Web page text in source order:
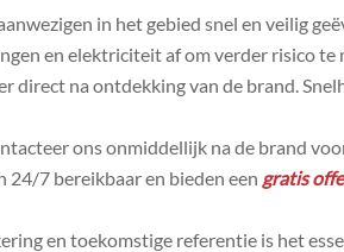
in het gebied snel en veilig
en elektriciteit af om verder risico te
direct na ontdekking van de brand.​
ons onmiddellijk na de brand
24/7 bereikbaar en bieden een gratis
en toekomstige referentie is het